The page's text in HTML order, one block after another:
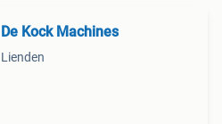
De Kock Machines
Lienden